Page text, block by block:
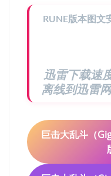
RUNE版本图文
迅雷下载速
离线到迅雷
巨击大乱斗（